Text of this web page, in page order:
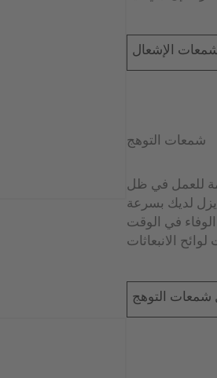
الإشعال
شمعات التوهج
للعمل في ظل
لديك بسرعة
في الوقت
التوهج